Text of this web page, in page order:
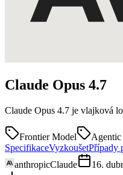
Claude Opus 4.7
Claude Opus 4.7 je vlajková
Frontier Model
SpecifikaceVyzkoušetPřípady
anthropicClaude
16.